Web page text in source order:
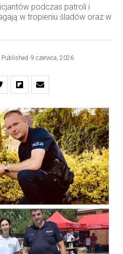
podczas patroli i
w tropieniu śladów oraz w
Published 9 czerwca, 2026